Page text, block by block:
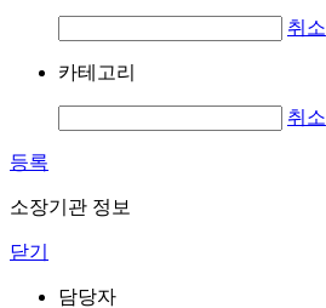
취소
카테고리
취소
등록
소장기관 정보
닫기
담당자